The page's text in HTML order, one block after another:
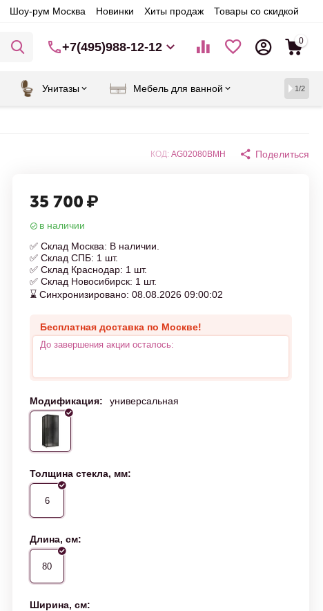
Шоу-рум Москва Новинки Хиты продаж Товары со скидкой
+7(495)988-12-12 0
Унитазы Мебель для ванной 1/2
КОД: AG02080BMH Поделиться
35 700 ₽
в наличии
✅ Склад Москва: В наличии.
✅ Склад СПБ: 1 шт.
✅ Склад Краснодар: 1 шт.
✅ Склад Новосибирск: 1 шт.
⌛ Синхронизировано: 08.08.2026 09:00:02
Бесплатная доставка по Москве!
До завершения акции осталось:
Модификация: универсальная
Толщина стекла, мм:
6
Длина, см:
80
Ширина, см: